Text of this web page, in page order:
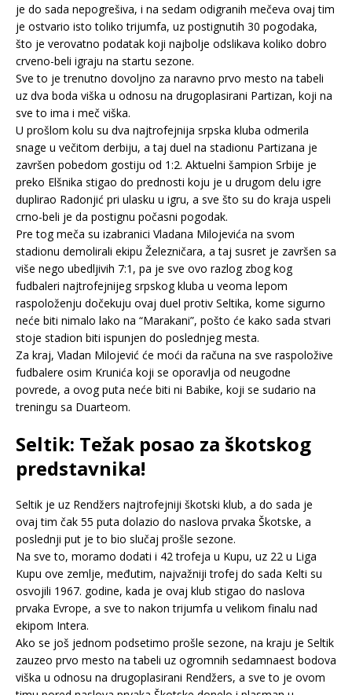
je do sada nepogrešiva, i na sedam odigranih mečeva ovaj tim
je ostvario isto toliko trijumfa, uz postignutih 30 pogodaka,
što je verovatno podatak koji najbolje odslikava koliko dobro
crveno-beli igraju na startu sezone.
Sve to je trenutno dovoljno za naravno prvo mesto na tabeli
uz dva boda viška u odnosu na drugoplasirani Partizan, koji na
sve to ima i meč viška.
U prošlom kolu su dva najtrofejnija srpska kluba odmerila
snage u večitom derbiju, a taj duel na stadionu Partizana je
završen pobedom gostiju od 1:2. Aktuelni šampion Srbije je
preko Elšnika stigao do prednosti koju je u drugom delu igre
duplirao Radonjić pri ulasku u igru, a sve što su do kraja uspeli
crno-beli je da postignu počasni pogodak.
Pre tog meča su izabranici Vladana Milojevića na svom
stadionu demolirali ekipu Železničara, a taj susret je završen sa
više nego ubedljivih 7:1, pa je sve ovo razlog zbog kog
fudbaleri najtrofejnijeg srpskog kluba u veoma lepom
raspoloženju dočekuju ovaj duel protiv Seltika, kome sigurno
neće biti nimalo lako na “Marakani”, pošto će kako sada stvari
stoje stadion biti ispunjen do poslednjeg mesta.
Za kraj, Vladan Milojević će moći da računa na sve raspoložive
fudbalere osim Krunića koji se oporavlja od neugodne
povrede, a ovog puta neće biti ni Babike, koji se sudario na
treningu sa Duarteom.
Seltik: Težak posao za škotskog
predstavnika!
Seltik je uz Rendžers najtrofejniji škotski klub, a do sada je
ovaj tim čak 55 puta dolazio do naslova prvaka Škotske, a
poslednji put je to bio slučaj prošle sezone.
Na sve to, moramo dodati i 42 trofeja u Kupu, uz 22 u Liga
Kupu ove zemlje, međutim, najvažniji trofej do sada Kelti su
osvojili 1967. godine, kada je ovaj klub stigao do naslova
prvaka Evrope, a sve to nakon trijumfa u velikom finalu nad
ekipom Intera.
Ako se još jednom podsetimo prošle sezone, na kraju je Seltik
zauzeo prvo mesto na tabeli uz ogromnih sedamnaest bodova
viška u odnosu na drugoplasirani Rendžers, a sve to je ovom